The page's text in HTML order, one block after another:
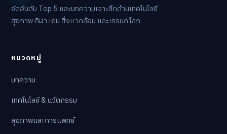
จัดอันดับ Top 5 และบทความเจาะลึกด้านเทคโนโลยี
สุขภาพ กีฬา เกม สิ่งแวดล้อม และเทรนด์โลก
หมวดหมู่
บทความ
เทคโนโลยี & นวัตกรรม
สุขภาพและการแพทย์